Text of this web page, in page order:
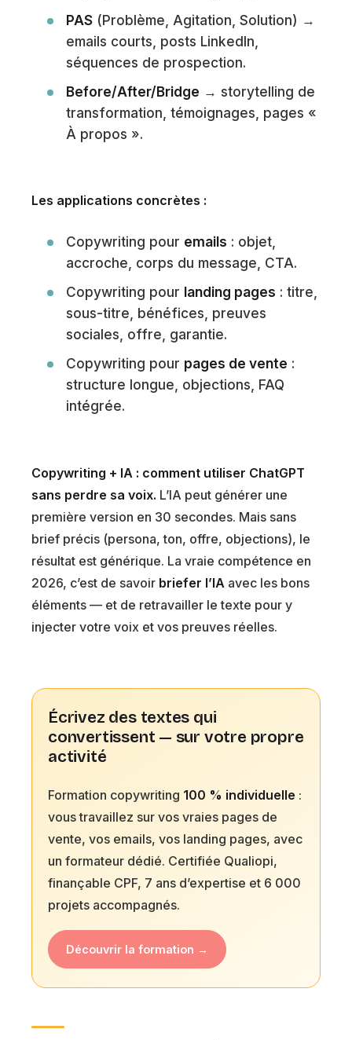
PAS (Problème, Agitation, Solution) →
emails courts, posts LinkedIn,
séquences de prospection.
Before/After/Bridge → storytelling de
transformation, témoignages, pages «
À propos ».
Les applications concrètes :
Copywriting pour emails : objet,
accroche, corps du message, CTA.
Copywriting pour landing pages : titre,
sous-titre, bénéfices, preuves
sociales, offre, garantie.
Copywriting pour pages de vente :
structure longue, objections, FAQ
intégrée.
Copywriting + IA : comment utiliser ChatGPT
sans perdre sa voix. L’IA peut générer une
première version en 30 secondes. Mais sans
brief précis (persona, ton, offre, objections), le
résultat est générique. La vraie compétence en
2026, c’est de savoir briefer l’IA avec les bons
éléments — et de retravailler le texte pour y
injecter votre voix et vos preuves réelles.
Écrivez des textes qui
convertissent — sur votre propre
activité
Formation copywriting 100 % individuelle :
vous travaillez sur vos vraies pages de
vente, vos emails, vos landing pages, avec
un formateur dédié. Certifiée Qualiopi,
finançable CPF, 7 ans d’expertise et 6 000
projets accompagnés.
Découvrir la formation →